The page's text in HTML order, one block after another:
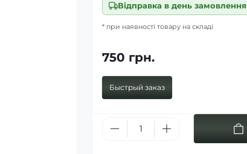
Відправка в день замовлення
* при наявності товару на складі
750 грн.
Быстрый заказ